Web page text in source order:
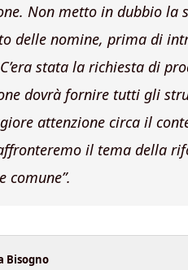
Non metto in dubbio la
delle nomine, prima di
stata la richiesta di
dovrà fornire tutti gli
attenzione circa il
il tema della
comune”.
Bisogno